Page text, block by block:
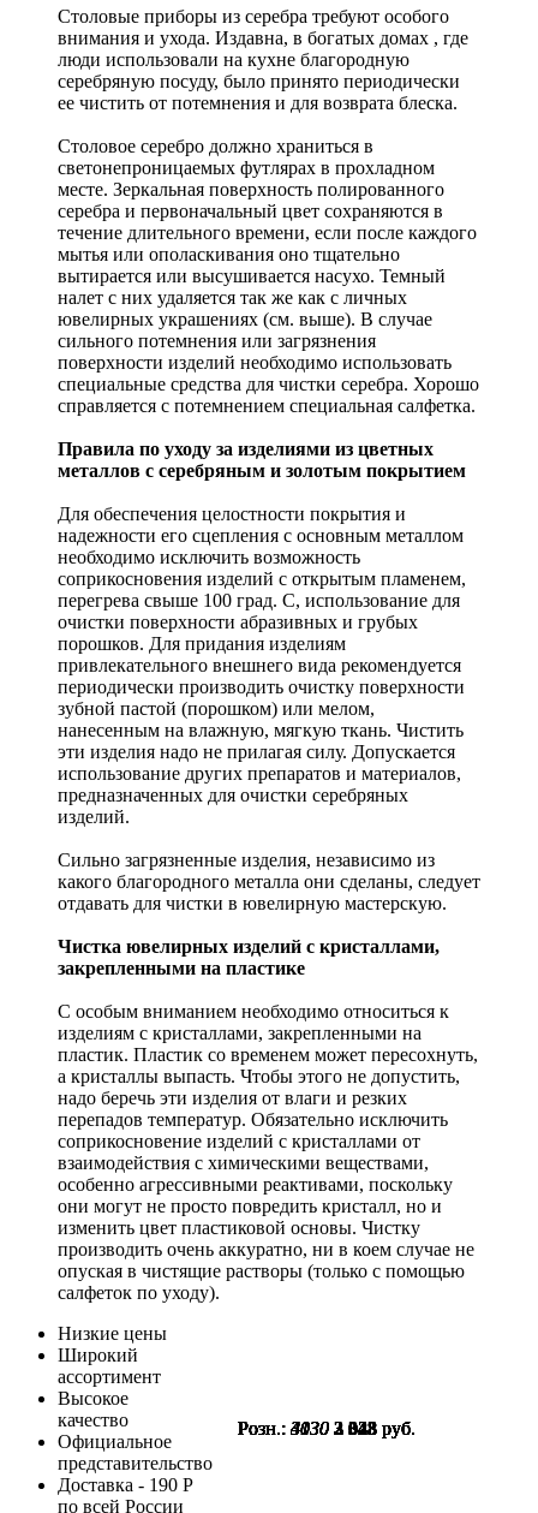
Розн.: 3130 2 348 руб.
Розн.: 3130 2 348 руб.
Розн.: 3130 2 348 руб.
Розн.: 3130 2 348 руб.
Розн.: 3130 2 348 руб.
Розн.: 4030 3 023 руб.
Розн.: 4030 3 023 руб.
Розн.: 4030 3 023 руб.
Розн.: 4030 3 023 руб.
Розн.: 4030 3 023 руб.
Розн.: 4030 3 023 руб.
Розн.: 4030 3 023 руб.
Столовые приборы из серебра требуют особого
внимания и ухода. Издавна, в богатых домах , где
люди использовали на кухне благородную
серебряную посуду, было принято периодически
ее чистить от потемнения и для возврата блеска.
Столовое серебро должно храниться в
светонепроницаемых футлярах в прохладном
месте. Зеркальная поверхность полированного
серебра и первоначальный цвет сохраняются в
течение длительного времени, если после каждого
мытья или ополаскивания оно тщательно
вытирается или высушивается насухо. Темный
налет с них удаляется так же как с личных
ювелирных украшениях (см. выше). В случае
сильного потемнения или загрязнения
поверхности изделий необходимо использовать
специальные средства для чистки серебра. Хорошо
справляется с потемнением специальная салфетка.
Правила по уходу за изделиями из цветных
металлов с серебряным и золотым покрытием
Для обеспечения целостности покрытия и
надежности его сцепления с основным металлом
необходимо исключить возможность
соприкосновения изделий с открытым пламенем,
перегрева свыше 100 град. С, использование для
очистки поверхности абразивных и грубых
порошков. Для придания изделиям
привлекательного внешнего вида рекомендуется
периодически производить очистку поверхности
зубной пастой (порошком) или мелом,
нанесенным на влажную, мягкую ткань. Чистить
эти изделия надо не прилагая силу. Допускается
использование других препаратов и материалов,
предназначенных для очистки серебряных
изделий.
Сильно загрязненные изделия, независимо из
какого благородного металла они сделаны, следует
отдавать для чистки в ювелирную мастерскую.
Чистка ювелирных изделий с кристаллами,
закрепленными на пластике
С особым вниманием необходимо относиться к
изделиям с кристаллами, закрепленными на
пластик. Пластик со временем может пересохнуть,
а кристаллы выпасть. Чтобы этого не допустить,
надо беречь эти изделия от влаги и резких
перепадов температур. Обязательно исключить
соприкосновение изделий с кристаллами от
взаимодействия с химическими веществами,
особенно агрессивными реактивами, поскольку
они могут не просто повредить кристалл, но и
изменить цвет пластиковой основы. Чистку
производить очень аккуратно, ни в коем случае не
опуская в чистящие растворы (только с помощью
салфеток по уходу).
Низкие цены
Широкий
ассортимент
Высокое
качество
Официальное
представительство
Доставка - 190 Р
по всей России